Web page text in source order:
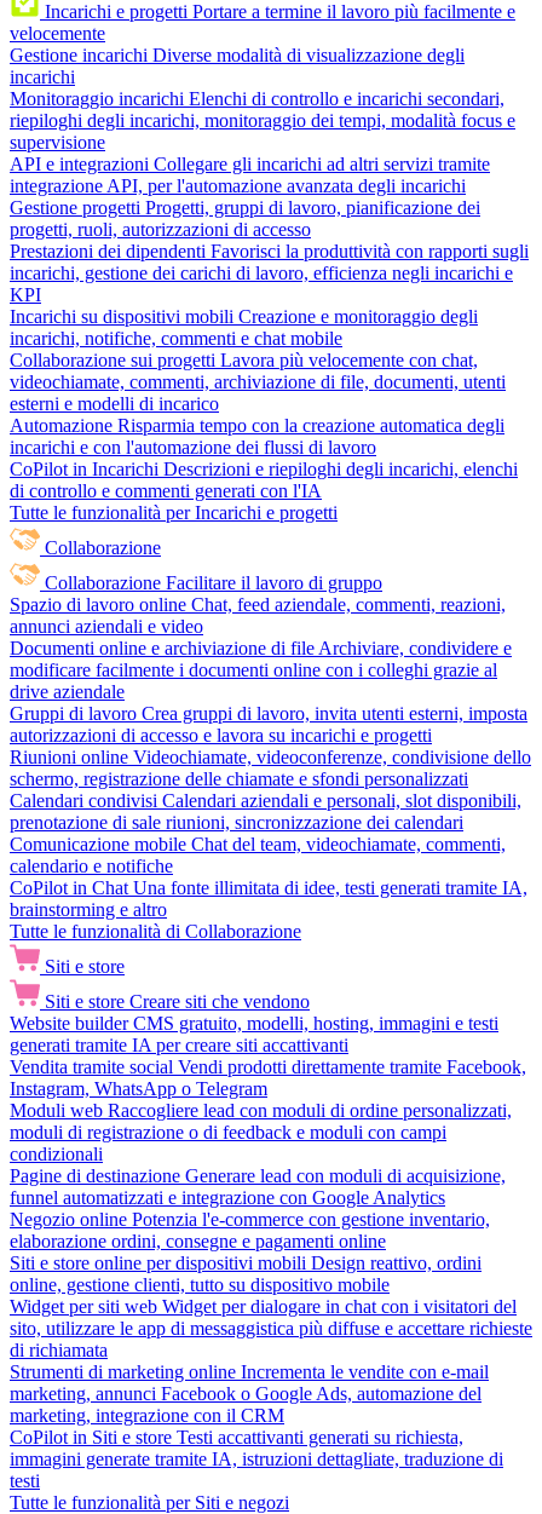
Incarichi e progetti Portare a termine il lavoro più facilmente e
velocemente
Gestione incarichi Diverse modalità di visualizzazione degli
incarichi
Monitoraggio incarichi Elenchi di controllo e incarichi secondari,
riepiloghi degli incarichi, monitoraggio dei tempi, modalità focus e
supervisione
API e integrazioni Collegare gli incarichi ad altri servizi tramite
integrazione API, per l'automazione avanzata degli incarichi
Gestione progetti Progetti, gruppi di lavoro, pianificazione dei
progetti, ruoli, autorizzazioni di accesso
Prestazioni dei dipendenti Favorisci la produttività con rapporti sugli
incarichi, gestione dei carichi di lavoro, efficienza negli incarichi e
KPI
Incarichi su dispositivi mobili Creazione e monitoraggio degli
incarichi, notifiche, commenti e chat mobile
Collaborazione sui progetti Lavora più velocemente con chat,
videochiamate, commenti, archiviazione di file, documenti, utenti
esterni e modelli di incarico
Automazione Risparmia tempo con la creazione automatica degli
incarichi e con l'automazione dei flussi di lavoro
CoPilot in Incarichi Descrizioni e riepiloghi degli incarichi, elenchi
di controllo e commenti generati con l'IA
Tutte le funzionalità per Incarichi e progetti
Collaborazione
Collaborazione Facilitare il lavoro di gruppo
Spazio di lavoro online Chat, feed aziendale, commenti, reazioni,
annunci aziendali e video
Documenti online e archiviazione di file Archiviare, condividere e
modificare facilmente i documenti online con i colleghi grazie al
drive aziendale
Gruppi di lavoro Crea gruppi di lavoro, invita utenti esterni, imposta
autorizzazioni di accesso e lavora su incarichi e progetti
Riunioni online Videochiamate, videoconferenze, condivisione dello
schermo, registrazione delle chiamate e sfondi personalizzati
Calendari condivisi Calendari aziendali e personali, slot disponibili,
prenotazione di sale riunioni, sincronizzazione dei calendari
Comunicazione mobile Chat del team, videochiamate, commenti,
calendario e notifiche
CoPilot in Chat Una fonte illimitata di idee, testi generati tramite IA,
brainstorming e altro
Tutte le funzionalità di Collaborazione
Siti e store
Siti e store Creare siti che vendono
Website builder CMS gratuito, modelli, hosting, immagini e testi
generati tramite IA per creare siti accattivanti
Vendita tramite social Vendi prodotti direttamente tramite Facebook,
Instagram, WhatsApp o Telegram
Moduli web Raccogliere lead con moduli di ordine personalizzati,
moduli di registrazione o di feedback e moduli con campi
condizionali
Pagine di destinazione Generare lead con moduli di acquisizione,
funnel automatizzati e integrazione con Google Analytics
Negozio online Potenzia l'e-commerce con gestione inventario,
elaborazione ordini, consegne e pagamenti online
Siti e store online per dispositivi mobili Design reattivo, ordini
online, gestione clienti, tutto su dispositivo mobile
Widget per siti web Widget per dialogare in chat con i visitatori del
sito, utilizzare le app di messaggistica più diffuse e accettare richieste
di richiamata
Strumenti di marketing online Incrementa le vendite con e-mail
marketing, annunci Facebook o Google Ads, automazione del
marketing, integrazione con il CRM
CoPilot in Siti e store Testi accattivanti generati su richiesta,
immagini generate tramite IA, istruzioni dettagliate, traduzione di
testi
Tutte le funzionalità per Siti e negozi